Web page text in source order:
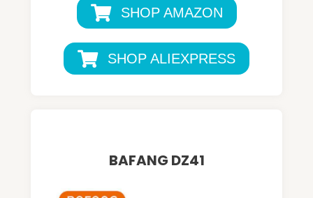
SHOP AMAZON
SHOP ALIEXPRESS
BAFANG DZ41